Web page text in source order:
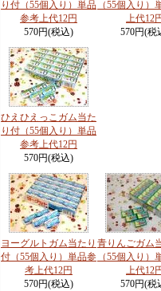
り付（55個入り）単品
参考上代12円
570円(税込)
（55個入り）
上代12
570円(税
ひえひえっこガム当た
り付（55個入り）単品
参考上代12円
570円(税込)
ヨーグルトガム当たり
付（55個入り）単品参
考上代12円
570円(税込)
青りんごガム
（55個入り）
上代12
570円(税